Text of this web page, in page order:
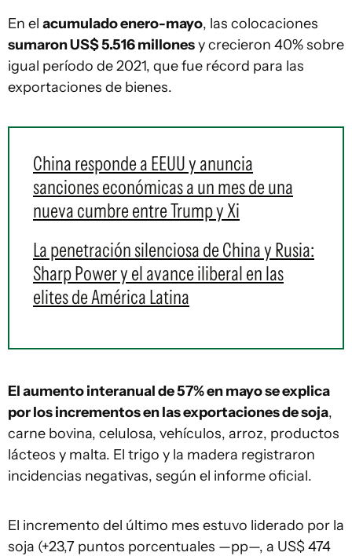
En el acumulado enero-mayo, las colocaciones
sumaron US$ 5.516 millonesy crecieron 40% sobre
igual período de 2021, que fue récord para las
exportaciones de bienes.
China responde a EEUU y anuncia
sanciones económicas a un mes de una
nueva cumbre entre Trump y Xi
La penetración silenciosa de China y Rusia:
Sharp Power y el avance iliberal en las
elites de América Latina
El aumento interanual de 57% en mayo se explica
por los incrementos en las exportaciones de soja,
carne bovina, celulosa, vehículos, arroz, productos
lácteos y malta. El trigo y la madera registraron
incidencias negativas, según el informe oficial.
El incremento del último mes estuvo liderado por la
soja (+23,7 puntos porcentuales —pp—, a US$ 474